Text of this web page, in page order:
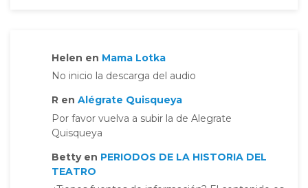
Helen en Mama Lotka
No inicio la descarga del audio
R en Alégrate Quisqueya
Por favor vuelva a subir la de Alegrate
Quisqueya
Bettyen PERIODOS DE LA HISTORIA DEL
TEATRO